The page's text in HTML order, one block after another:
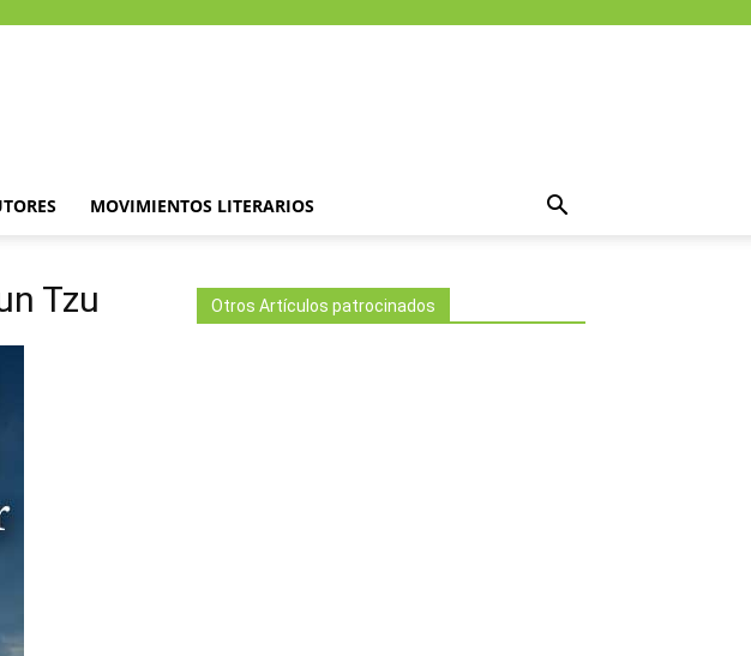
MOVIMIENTOS LITERARIOS
Tzu Otros Artículos patrocinados